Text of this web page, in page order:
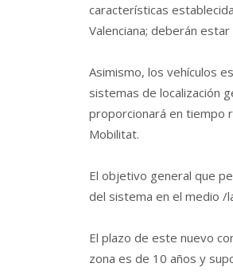
características
Valenciana; deberán
Asimismo, los vehículos
sistemas de localización
proporcionará en tiempo
Mobilitat.
El objetivo general que
del sistema en el medio /
El plazo de este nuevo
zona es de 10 años y